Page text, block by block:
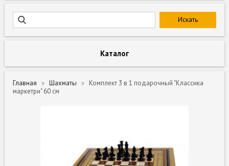
Каталог
Главная Шахматы
Комплект 3 в 1 подарочный "Классика
маркетри" 60 cм